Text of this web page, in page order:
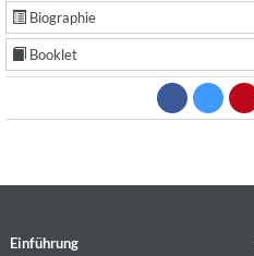
Biographie
Booklet
Einführung